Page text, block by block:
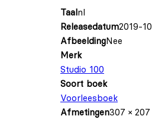
Taalnl
Releasedatum2019-
AfbeeldingNee
Merk
Studio 100
Soort boek
Voorleesboek
Afmetingen307 ×